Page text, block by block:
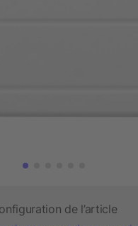
de l’article